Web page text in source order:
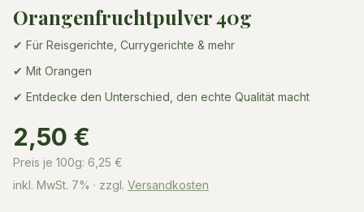
Orangenfruchtpulver 40g
✔ Für Reisgerichte, Currygerichte & mehr
✔ Mit Orangen
✔ Entdecke den Unterschied, den echte Qualität macht
2,50 €
Preis je 100g: 6,25 €
inkl. MwSt. 7% · zzgl. Versandkosten